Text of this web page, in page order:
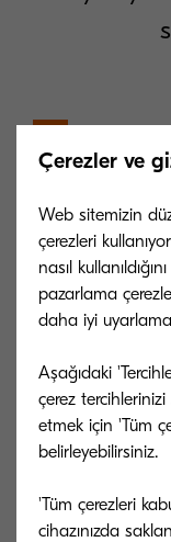
Basit kurulum,
02 Zamandan
Büyük
yarıya indirin.
Grupları
kağıt
Çerezler ve
Web sitemizin
çerezleri
nasıl
pazarlama
daha iyi
Aşağıdaki
çerez
etmek için 'Tüm
belirleyebilirsiniz.
'Tüm çerezleri
cihazınızda